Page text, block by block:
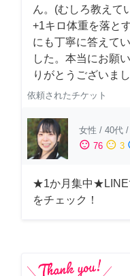
ん。(むしろ教えて
+1キロ体重を落と
にも丁寧に答えて
した。本当にお願
りがとうございま
依頼されたチケット
女性 / 40代 /
sentiment_satisfied 76 sentiment_neutral 3
★1か月集中★LINE
をチェック！